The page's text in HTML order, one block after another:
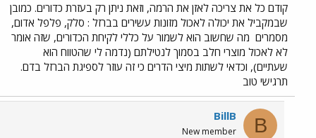
קודם כל את צריכה לאזן את הרמה, וזאת ניתן רק בעזרת כדורים. כמובן
שבמקביל את יכולה לאכול מזונות עשירים בברזל : סלק, פלפל אדום,
מסמרים מה שחשוב הוא לשמור על כללי לקיחת הכדורים, שזה אומר
לא לאכול מוצרי חלב בסמוך לנטילתם (נדמה לי שהטווח הוא
שעתיים), וכדאי לשתות מיצי הדרים כי זה עוזר לספיגת הברזל בדם.
תרגישי טוב
B
BillB
New member